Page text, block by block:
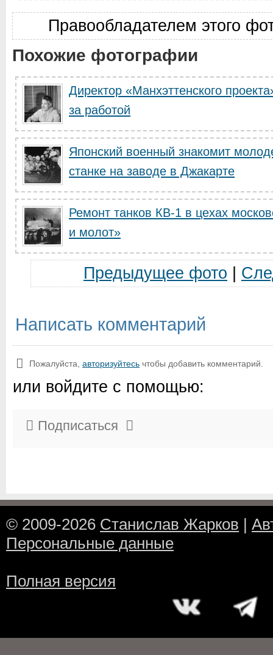
Правообладателем этого
Похожие фотографии
Директор «Манхэттенского
за работой
Японский военный знакомит
станке на заводе в Джакарте
Ремонт танков КВ-1 в цехах
и молот»
Предыдущее фото
Написать комментарий
Пожалуйста, авторизуйтесь чтобы добавить комментарий.
или войдите с помощью:
Подписаться
© 2009-2026 Станислав Жарков |
Персональные данные
Полная версия